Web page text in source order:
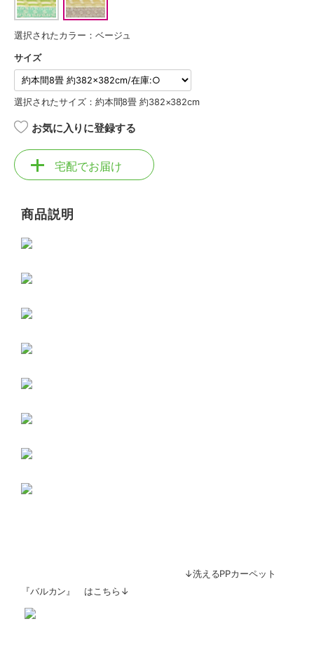
選択されたカラー：ベージュ
サイズ
選択されたサイズ：約本間8畳 約382×382cm
お気に入りに登録する
宅配でお届け
商品説明
↓洗えるPPカーペット
『バルカン』 はこちら↓